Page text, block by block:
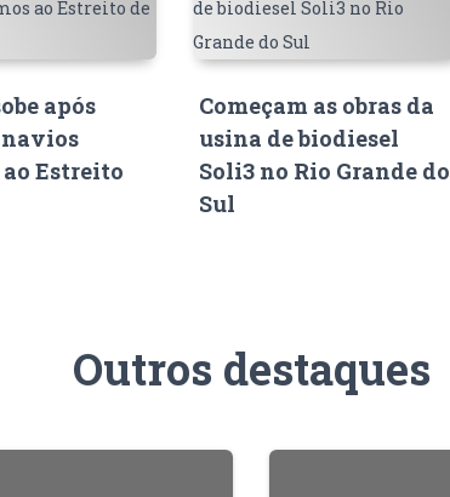
após
navios
Estreito
Começam as obras da
usina de biodiesel
Soli3 no Rio Grande do
Sul
Outros destaques